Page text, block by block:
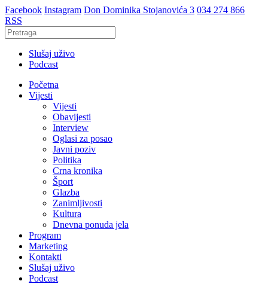
Facebook Instagram Don Dominika Stojanovića 3 034 274 866
RSS
Slušaj uživo
Podcast
Početna
Vijesti
Vijesti
Obavijesti
Interview
Oglasi za posao
Javni poziv
Politika
Crna kronika
Šport
Glazba
Zanimljivosti
Kultura
Dnevna ponuda jela
Program
Marketing
Kontakti
Slušaj uživo
Podcast